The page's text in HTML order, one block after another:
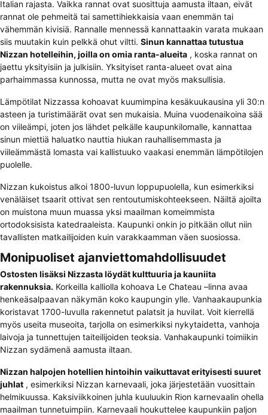
Italian rajasta. Vaikka rannat ovat suosittuja aamusta iltaan, eivät
rannat ole pehmeitä tai samettihiekkaisia vaan enemmän tai
vähemmän kivisiä. Rannalle mennessä kannattaakin varata mukaan
siis muutakin kuin pelkkä ohut viltti. Sinun kannattaa tutustua
Nizzan hotelleihin, joilla on omia ranta-alueita , koska rannat on
jaettu yksityisiin ja julkisiin. Yksityiset ranta-alueet ovat aina
parhaimmassa kunnossa, mutta ne ovat myös maksullisia.
Lämpötilat Nizzassa kohoavat kuumimpina kesäkuukausina yli 30:n
asteen ja turistimäärät ovat sen mukaisia. Muina vuodenaikoina sää
on viileämpi, joten jos lähdet pelkälle kaupunkilomalle, kannattaa
sinun miettiä haluatko nauttia hiukan rauhallisemmasta ja
viileämmästä lomasta vai kallistuuko vaakasi enemmän lämpötilojen
puolelle.
Nizzan kukoistus alkoi 1800-luvun loppupuolella, kun esimerkiksi
venäläiset tsaarit ottivat sen rentoutumiskohteekseen. Näiltä ajoilta
on muistona muun muassa yksi maailman komeimmista
ortodoksisista katedraaleista. Kaupunki onkin jo pitkään ollut niin
tavallisten matkailijoiden kuin varakkaamman väen suosiossa.
Monipuoliset ajanviettomahdollisuudet
Ostosten lisäksi Nizzasta löydät kulttuuria ja kauniita
rakennuksia. Korkeilla kalliolla kohoava Le Chateau –linna avaa
henkeäsalpaavan näkymän koko kaupungin ylle. Vanhaakaupunkia
koristavat 1700-luvulla rakennetut palatsit ja huvilat. Voit kierrellä
myös useita museoita, tarjolla on esimerkiksi nykytaidetta, vanhoja
laivoja ja tunnettujen taiteilijoiden teoksia. Vanhakaupunki toimiikin
Nizzan sydämenä aamusta iltaan.
Nizzan halpojen hotellien hintoihin vaikuttavat erityisesti suuret
juhlat , esimerkiksi Nizzan karnevaali, joka järjestetään vuosittain
helmikuussa. Kaksiviikkoinen juhla kuuluukin Rion karnevaalin ohella
maailman tunnetuimpiin. Karnevaali houkuttelee kaupunkiin paljon